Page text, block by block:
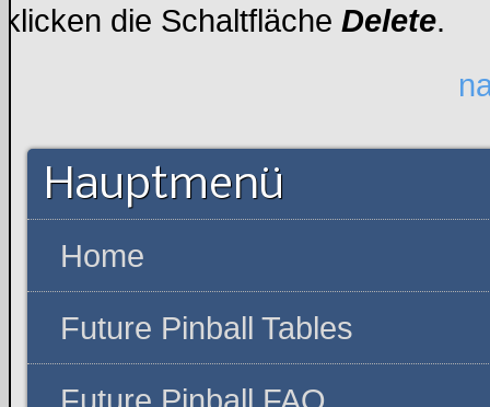
klicken die SchaltflächeDelete.
Hauptmenü
Home
Future Pinball Tables